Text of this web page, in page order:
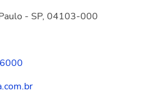
- SP, 04103-000